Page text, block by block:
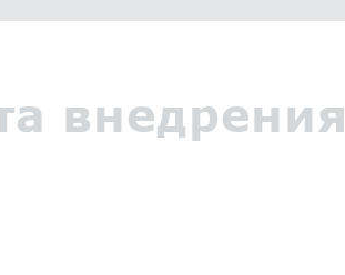
внедрения